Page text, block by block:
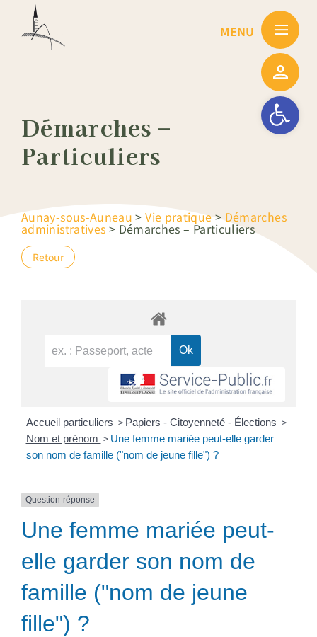
Ouvrir la
Démarches –
Particuliers
Aunay-sous-Auneau >Vie pratique>Démarches
administratives > Démarches – Particuliers
Retour
Accueil particuliers > Papiers - Citoyenneté - Élections >
Nom et prénom > Une femme mariée peut-elle garder
son nom de famille ("nom de jeune fille") ?
Question-réponse
Une femme mariée peut-
elle garder son nom de
famille ("nom de jeune
fille") ?